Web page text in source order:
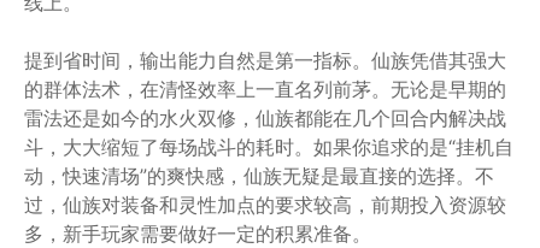
提到省时间，输出能力自然是第一指标。仙族凭借其强大
的群体法术，在清怪效率上一直名列前茅。无论是早期的
雷法还是如今的水火双修，仙族都能在几个回合内解决战
斗，大大缩短了每场战斗的耗时。如果你追求的是“挂机自
动，快速清场”的爽快感，仙族无疑是最直接的选择。不
过，仙族对装备和灵性加点的要求较高，前期投入资源较
多，新手玩家需要做好一定的积累准备。